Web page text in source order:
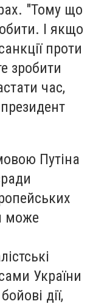
"Тому що
І якщо
проти
зробити
час,
Путіна
може
України
дії,